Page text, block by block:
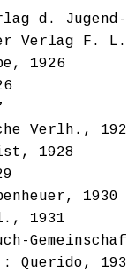
d.
Verlag F.
1926
Verlh.,
1928
1930
1931
: Querido,